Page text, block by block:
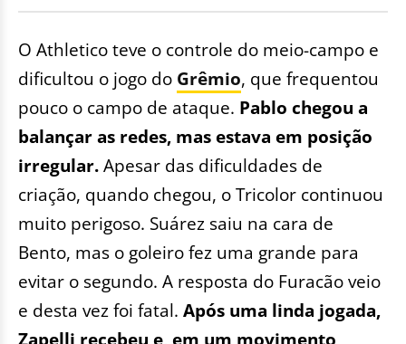
O Athletico teve o controle do meio-campo e
dificultou o jogo do Grêmio, que frequentou
pouco o campo de ataque. Pablo chegou a
balançar as redes, mas estava em posição
irregular.Apesar das dificuldades de
criação, quando chegou, o Tricolor continuou
muito perigoso. Suárez saiu na cara de
Bento, mas o goleiro fez uma grande para
evitar o segundo. A resposta do Furacão veio
e desta vez foi fatal. Após uma linda jogada,